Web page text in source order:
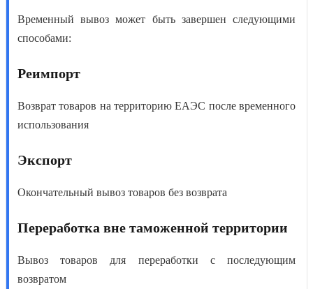
Временный вывоз может быть завершен следующими
способами:
Реимпорт
Возврат товаров на территорию ЕАЭС после временного
использования
Экспорт
Окончательный вывоз товаров без возврата
Переработка вне таможенной территории
Вывоз товаров для переработки с последующим
возвратом